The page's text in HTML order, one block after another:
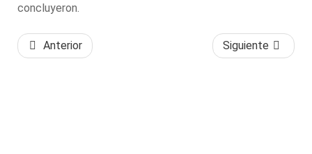
concluyeron.
Anterior Siguiente